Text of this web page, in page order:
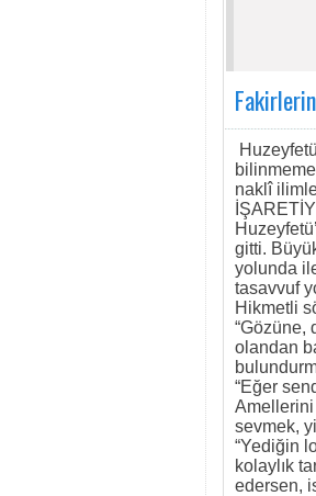
naklî
gitti.
yolunda
tasavvuf
Hikmetli
“Gözüne,
olandan
“Eğer
Amellerini
sevmek,
“Yediğin
kolaylık
edersen,